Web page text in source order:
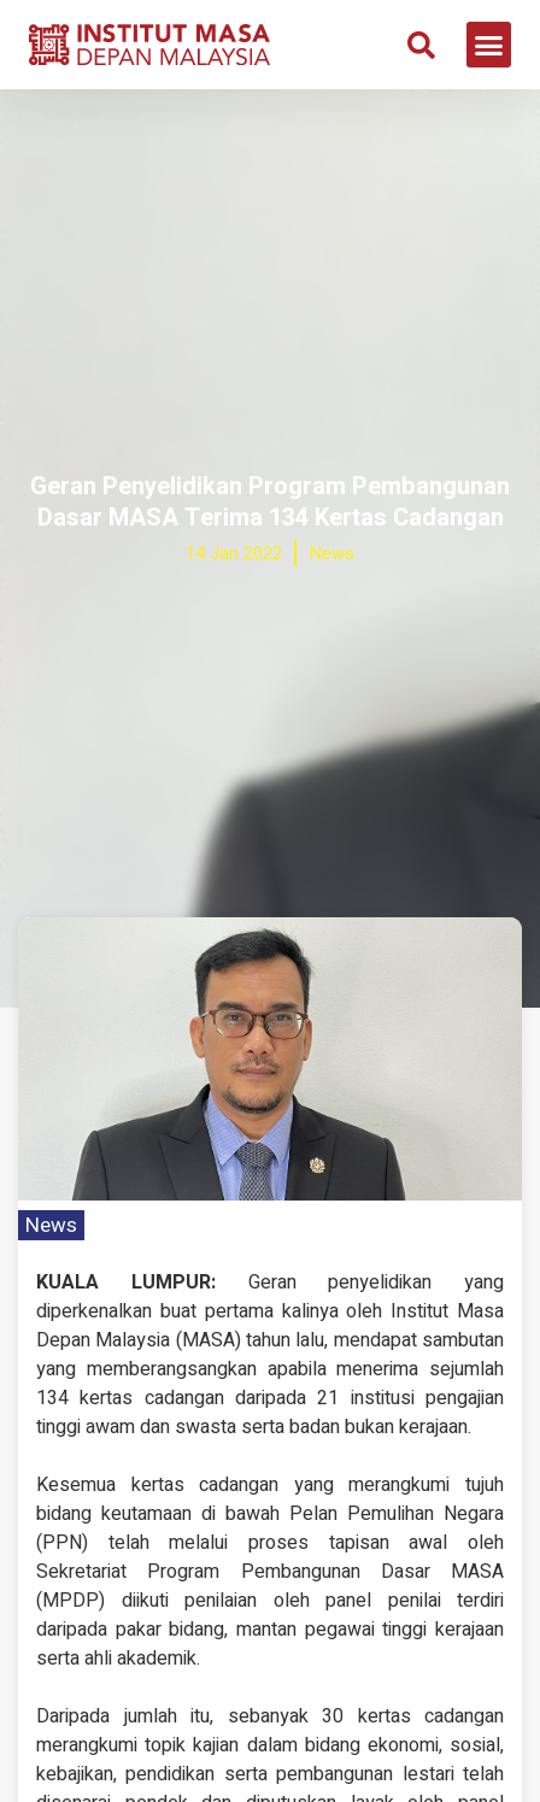
Geran Penyelidikan Program Pembangunan
Dasar MASA Terima 134 Kertas Cadangan
14 Jan 2022 News
News
KUALA LUMPUR:Geran penyelidikan yang
diperkenalkan buat pertama kalinya oleh Institut Masa
Depan Malaysia (MASA) tahun lalu, mendapat sambutan
yang memberangsangkan apabila menerima sejumlah
134 kertas cadangan daripada 21 institusi pengajian
tinggi awam dan swasta serta badan bukan kerajaan.
Kesemua kertas cadangan yang merangkumi tujuh
bidang keutamaan di bawah Pelan Pemulihan Negara
(PPN) telah melalui proses tapisan awal oleh
Sekretariat Program Pembangunan Dasar MASA
(MPDP) diikuti penilaian oleh panel penilai terdiri
daripada pakar bidang, mantan pegawai tinggi kerajaan
serta ahli akademik.
Daripada jumlah itu, sebanyak 30 kertas cadangan
merangkumi topik kajian dalam bidang ekonomi, sosial,
kebajikan, pendidikan serta pembangunan lestari telah